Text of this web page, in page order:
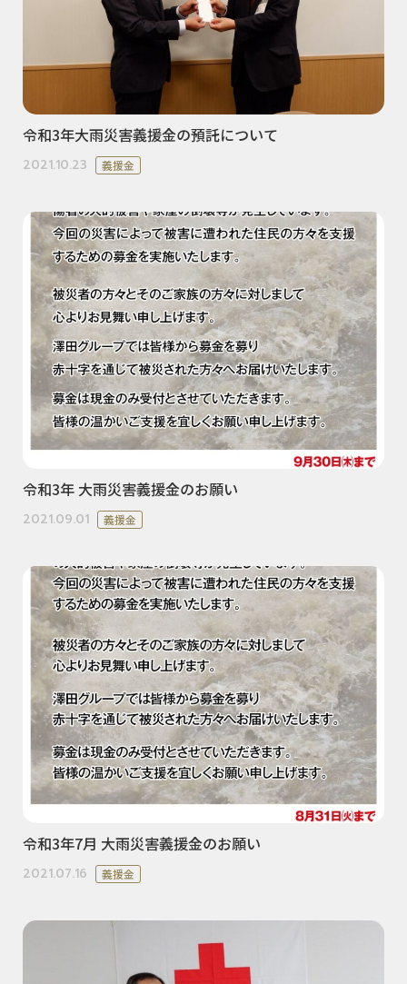
令和3年大雨災害義援金の預託について
2021.10.23 義援金
令和3年 大雨災害義援金のお願い
2021.09.01 義援金
令和3年7月 大雨災害義援金のお願い
2021.07.16 義援金